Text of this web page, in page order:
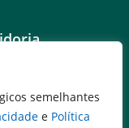
semelhantes
e Política